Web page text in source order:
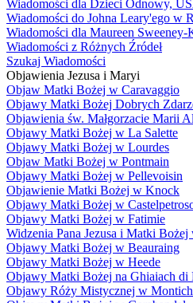
Wiadomości dla Dzieci Odnowy,
Wiadomości do Johna Leary'ego w
Wiadomości dla Maureen
Wiadomości z Różnych Źródeł
Szukaj Wiadomości
Objawienia Jezusa i Maryi
Objaw Matki Bożej w Caravaggio
Objawy Matki Bożej Dobrych
Objawienia św. Małgorzacie Marii
Objawy Matki Bożej w La Salette
Objawy Matki Bożej w Lourdes
Objaw Matki Bożej w Pontmain
Objawy Matki Bożej w Pellevoisin
Objawienie Matki Bożej w Knock
Objawy Matki Bożej w
Objawy Matki Bożej w Fatimie
Widzenia Pana Jezusa i Matki
Objawy Matki Bożej w Beauraing
Objawy Matki Bożej w Heede
Objawy Matki Bożej na Ghiaiach di
Objawy Róży Mistycznej w